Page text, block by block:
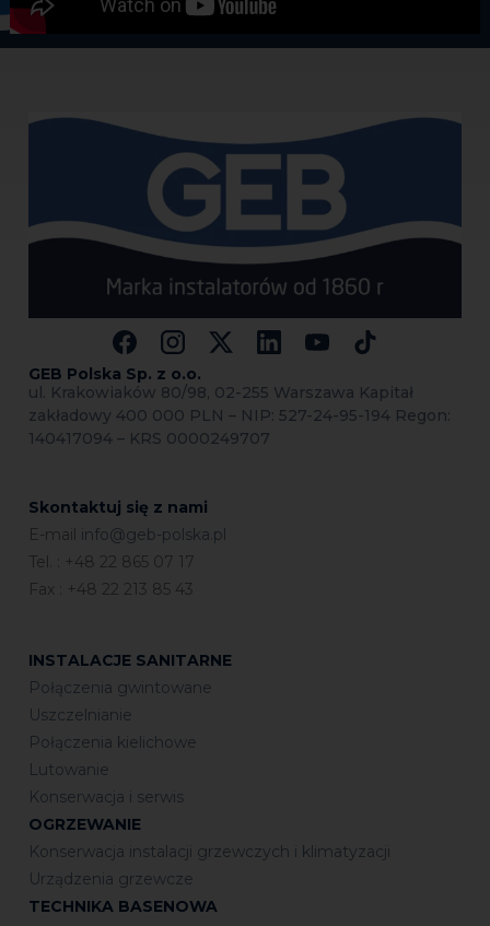
GEB Polska Sp. z o.o.
ul. Krakowiaków 80/98, 02-255 Warszawa Kapitał
zakładowy 400 000 PLN – NIP: 527-24-95-194 Regon:
140417094 – KRS 0000249707
INSTALACJE SANITARNE
Połączenia gwintowane
Uszczelnianie
Połączenia kielichowe
Lutowanie
Konserwacja i serwis
OGRZEWANIE
Konserwacja instalacji grzewczych i klimatyzacji
Urządzenia grzewcze
TECHNIKA BASENOWA
Skontaktuj się z nami
E-mail info@geb-polska.pl
Tel. : +48 22 865 07 17
Fax : +48 22 213 85 43